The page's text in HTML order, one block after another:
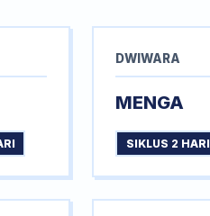
DWIWARA
MENGA
SIKLUS 2 HARI